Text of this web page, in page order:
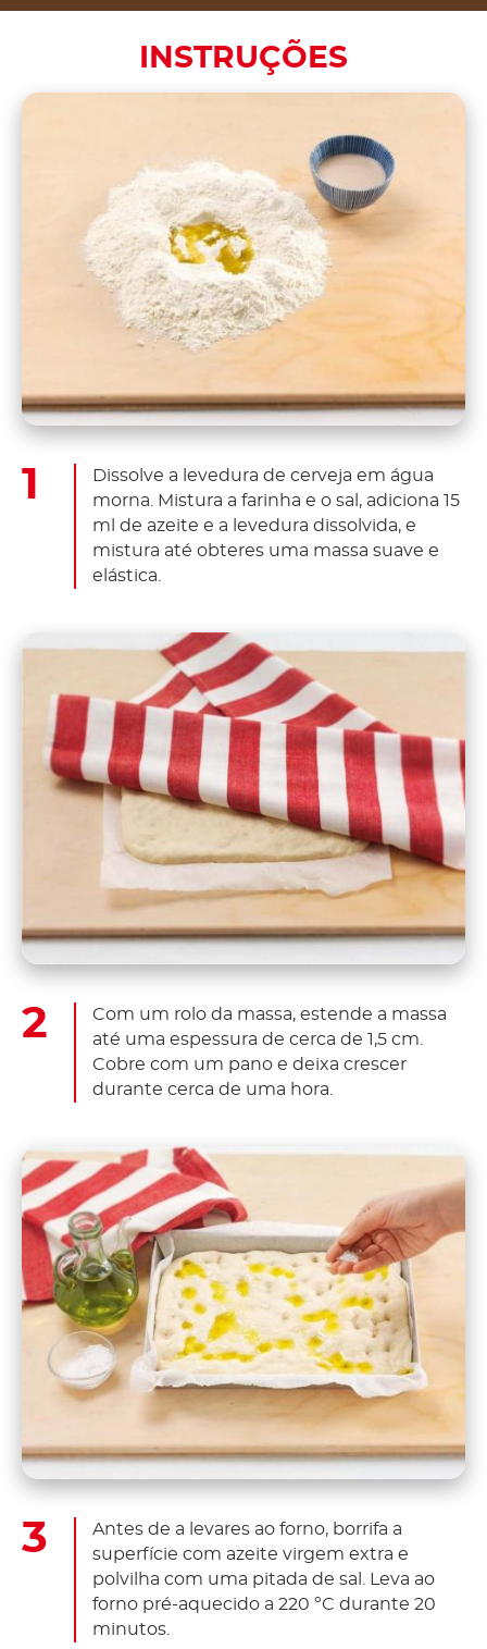
INSTRUÇÕES
Dissolve a levedura de cerveja em água
morna. Mistura a farinha e o sal, adiciona 15
ml de azeite e a levedura dissolvida, e
mistura até obteres uma massa suave e
elástica.
Com um rolo da massa, estende a massa
até uma espessura de cerca de 1,5 cm.
Cobre com um pano e deixa crescer
durante cerca de uma hora.
Antes de a levares ao forno, borrifa a
superfície com azeite virgem extra e
polvilha com uma pitada de sal. Leva ao
forno pré-aquecido a 220 ºC durante 20
minutos.